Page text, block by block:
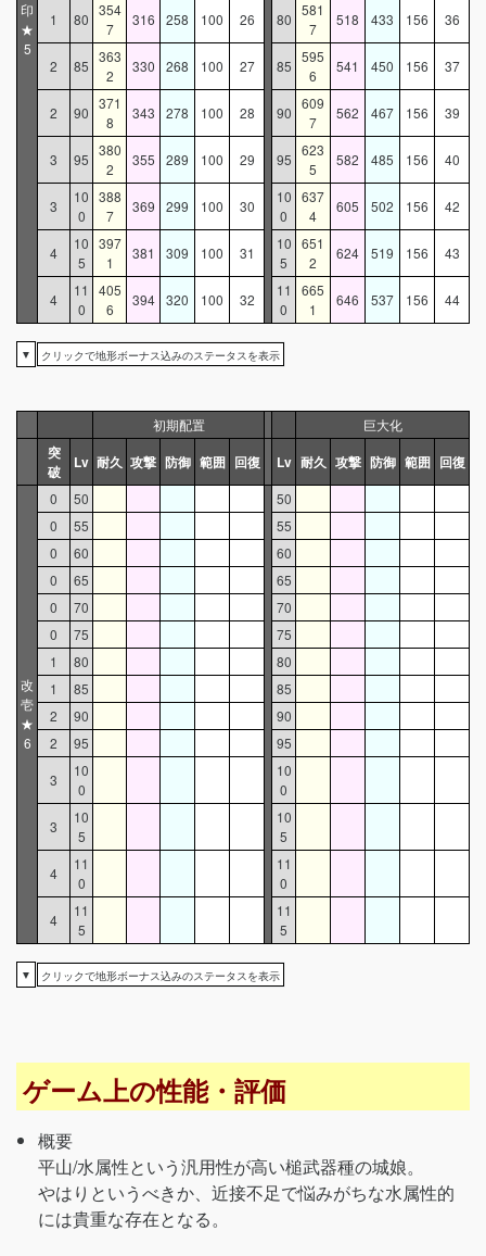
印
★
5
1 80
354
7
316 258 100 26 80
581
7
518 433 156 36
2 85
363
2
330 268 100 27 85
595
6
541 450 156 37
2 90
371
8
343 278 100 28 90
609
7
562 467 156 39
3 95
380
2
355 289 100 29 95
623
5
582 485 156 40
3
10
0
388
7
369 299 100 30
10
0
637
4
605 502 156 42
4
10
5
397
1
381 309 100 31
10
5
651
2
624 519 156 43
4
11
0
405
6
394 320 100 32
11
0
665
1
646 537 156 44
▼ クリックで地形ボーナス込みのステータスを表示
初期配置 巨大化
突
破
Lv 耐久 攻撃 防御 範囲 回復 Lv 耐久 攻撃 防御 範囲 回復
改
壱
★
6
0 50
50
0
55
55
0
60
60
0
65
65
0
70
70
0
75
75
1
80
80
1
85
85
2
90
90
2
95
95
3
10
0
10
0
3
10
5
10
5
4
11
0
11
0
4
11
5
11
5
▼ クリックで地形ボーナス込みのステータスを表示
ゲーム上の性能・評価
概要
平山/水属性という汎用性が高い槌武器種の城娘。
やはりというべきか、近接不足で悩みがちな水属性的
には貴重な存在となる。